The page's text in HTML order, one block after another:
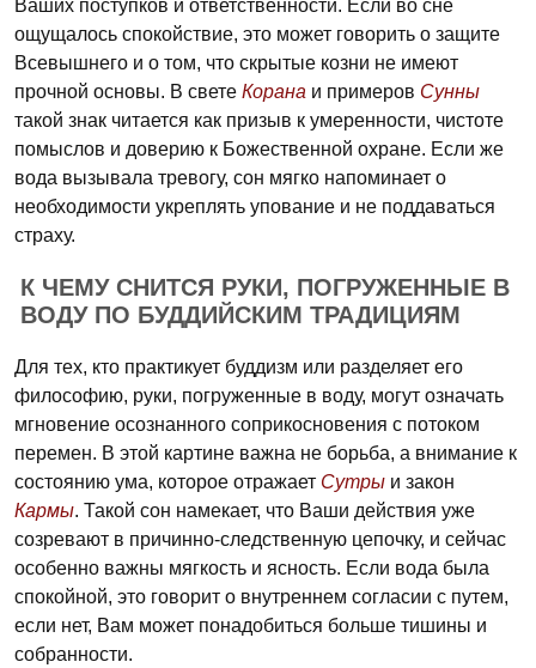
Ваших поступков и ответственности. Если во сне
ощущалось спокойствие, это может говорить о защите
Всевышнего и о том, что скрытые козни не имеют
прочной основы. В свете Корана и примеров Сунны
такой знак читается как призыв к умеренности, чистоте
помыслов и доверию к Божественной охране. Если же
вода вызывала тревогу, сон мягко напоминает о
необходимости укреплять упование и не поддаваться
страху.
К ЧЕМУ СНИТСЯ РУКИ, ПОГРУЖЕННЫЕ В
ВОДУ ПО БУДДИЙСКИМ ТРАДИЦИЯМ
Для тех, кто практикует буддизм или разделяет его
философию, руки, погруженные в воду, могут означать
мгновение осознанного соприкосновения с потоком
перемен. В этой картине важна не борьба, а внимание к
состоянию ума, которое отражает Сутры и закон
Кармы. Такой сон намекает, что Ваши действия уже
созревают в причинно-следственную цепочку, и сейчас
особенно важны мягкость и ясность. Если вода была
спокойной, это говорит о внутреннем согласии с путем,
если нет, Вам может понадобиться больше тишины и
собранности.